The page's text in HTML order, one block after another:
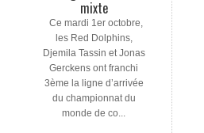
mixte
Ce mardi 1er octobre,
les Red Dolphins,
Djemila Tassin et Jonas
Gerckens ont franchi
3ème la ligne d’arrivée
du championnat du
monde de co...